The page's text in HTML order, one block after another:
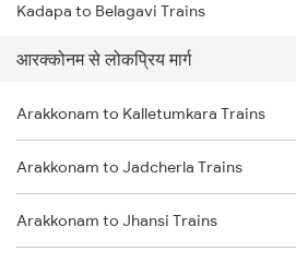
Kadapa to Belagavi Trains
Kadapa to Bhopal Trains
Kadapa to Balharshah Trains
Kadapa to Vadodara Trains
Kadapa to Bitragunta Trains
आरक्कोनम से लोकप्रिय मार्ग
Arakkonam to Kalletumkara Trains
Arakkonam to Jadcherla Trains
Arakkonam to Jhansi Trains